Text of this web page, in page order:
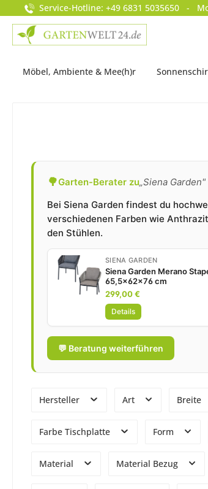
Zur Hauptnavigation springen
Service-Hotline: +49 6831 5035650 -
Möbel, Ambiente & Mee(h)r
🌳Garten-Berater zu„Siena Garden"
Bei Siena Garden findest du
verschiedenen Farben wie
den Stühlen.
SIENA GARDEN
Siena Garden Merano
65,5x62x76 cm
299,00 €
Details
💬 Beratung weiterführen
Hersteller Art Breite
Farbe Tischplatte Form
Material Material Bezug